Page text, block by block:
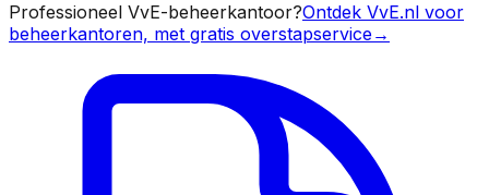
Professioneel VvE-beheerkantoor?Ontdek VvE.nl voor
beheerkantoren, met gratis overstapservice→